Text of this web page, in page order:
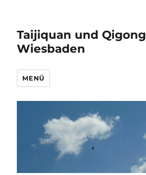
Taijiquan und Qigong
Wiesbaden
MENÜ